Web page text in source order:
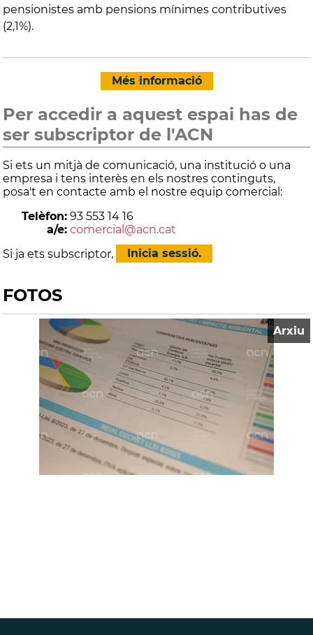
pensionistes amb pensions mínimes contributives
(2,1%).
Més informació
Per accedir a aquest espai has de
ser subscriptor de l'ACN
Si ets un mitjà de comunicació, una institució o una
empresa i tens interès en els nostres continguts,
posa't en contacte amb el nostre equip comercial:
Telèfon: 93 553 14 16
a/e: comercial@acn.cat
Si ja ets subscriptor,
Inicia sessió.
FOTOS
Arxiu